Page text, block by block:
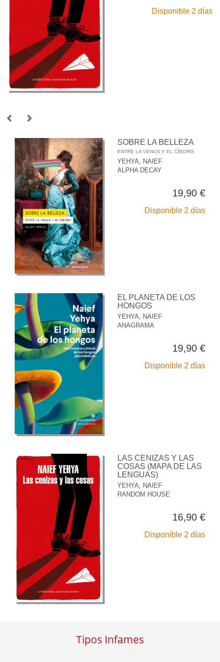
Disponible 2 días
SOBRE LA BELLEZA
ENTRE LA VENUS Y EL CÍBORG
YEHYA, NAIEF
ALPHA DECAY
19,90 €
Disponible 2 días
EL PLANETA DE LOS
HONGOS
YEHYA, NAIEF
ANAGRAMA
19,90 €
Disponible 2 días
LAS CENIZAS Y LAS
COSAS (MAPA DE LAS
LENGUAS)
YEHYA, NAIEF
RANDOM HOUSE
16,90 €
Disponible 2 días
Tipos Infames